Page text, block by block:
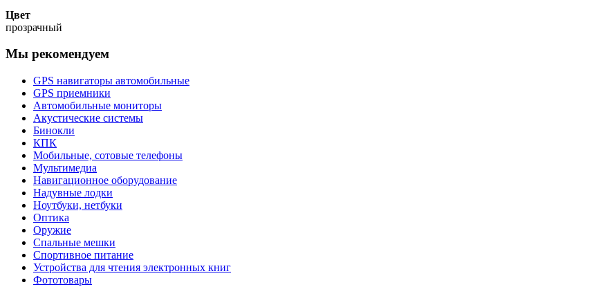
Цвет
прозрачный
Мы рекомендуем
GPS навигаторы автомобильные
GPS приемники
Автомобильные мониторы
Акустические системы
Бинокли
КПК
Мобильные, сотовые телефоны
Мультимедиа
Навигационное оборудование
Надувные лодки
Ноутбуки, нетбуки
Оптика
Оружие
Спальные мешки
Спортивное питание
Устройства для чтения электронных книг
Фототовары